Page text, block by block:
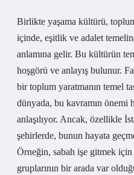
Birlikte yaşama kültürü,
içinde, eşitlik ve adalet
anlamına gelir. Bu kültürün
hoşgörü ve anlayış bulunur.
bir toplum yaratmanın temel
dünyada, bu kavramın önemi
anlaşılıyor. Ancak, özellikle
şehirlerde, bunun hayata
Örneğin, sabah işe gitmek
gruplarının bir arada var